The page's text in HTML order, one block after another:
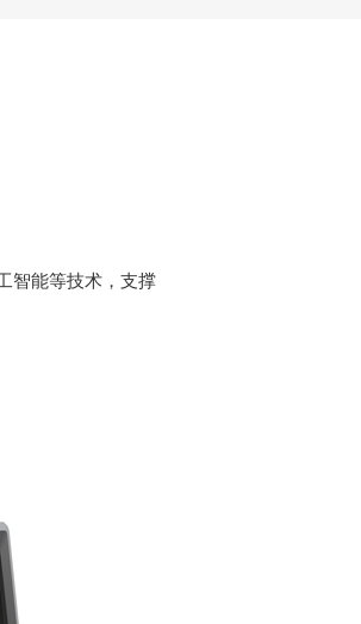
智能等技术，支撑